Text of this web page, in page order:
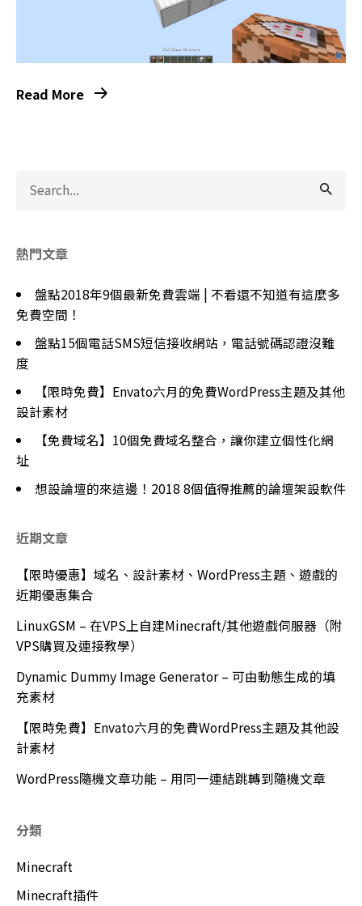
Read More
for
熱門文章
盤點2018年9個最新免費雲端 | 不看還不知道有這麼多
免費空間！
盤點15個電話SMS短信接收網站，電話號碼認證沒難
度
【限時免費】Envato六月的免費WordPress主題及其他
設計素材
【免費域名】10個免費域名整合，讓你建立個性化網
址
想設論壇的來這邊！2018 8個值得推薦的論壇架設軟件
近期文章
【限時優惠】域名、設計素材、WordPress主題、遊戲的
近期優惠集合
LinuxGSM – 在VPS上自建Minecraft/其他遊戲伺服器（附
VPS購買及連接教學）
Dynamic Dummy Image Generator – 可由動態生成的填
充素材
【限時免費】Envato六月的免費WordPress主題及其他設
計素材
WordPress隨機文章功能 – 用同一連結跳轉到隨機文章
分類
Minecraft
Minecraft插件